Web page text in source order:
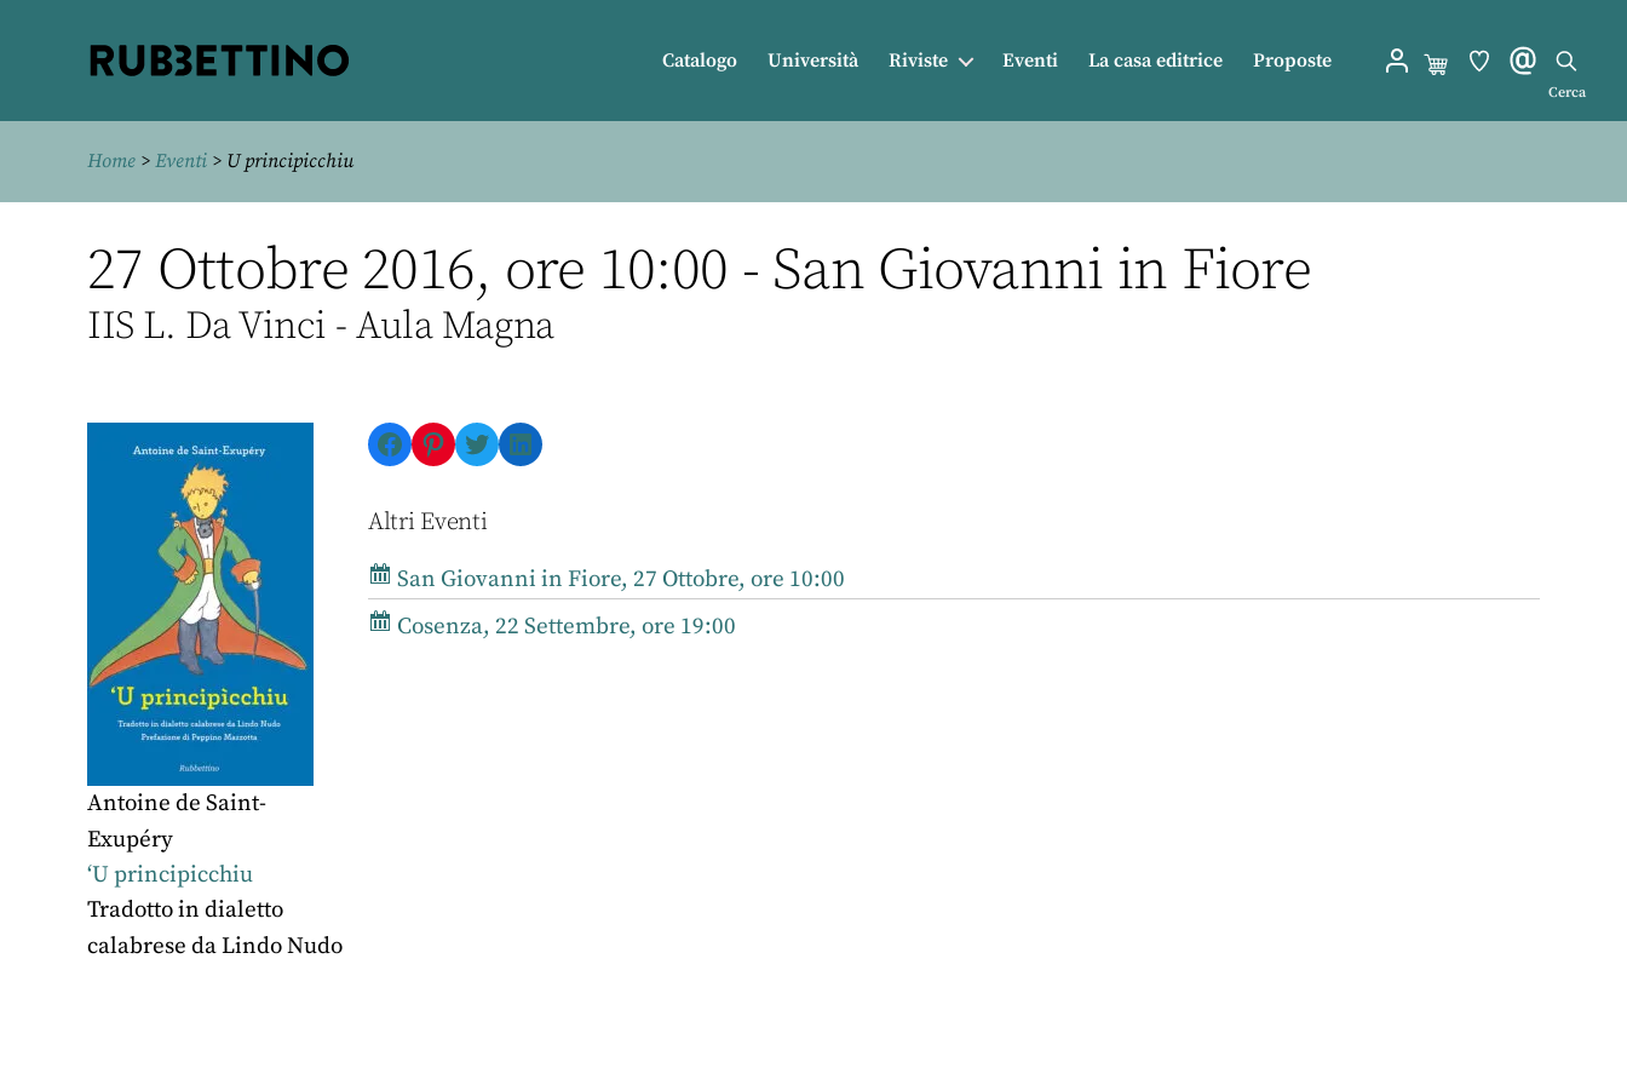
Catalogo Università Riviste Eventi La casa editrice Proposte
Cerca
Home > Eventi > U principicchiu
27 Ottobre 2016, ore 10:00 - San Giovanni in Fiore
IIS L. Da Vinci - Aula Magna
Antoine de Saint-
Exupéry
‘U principicchiu
Tradotto in dialetto
calabrese da Lindo Nudo
Facebook
Pinterest
TwitterLinkedIn
Altri Eventi
San Giovanni in Fiore, 27 Ottobre, ore 10:00
Cosenza, 22 Settembre, ore 19:00